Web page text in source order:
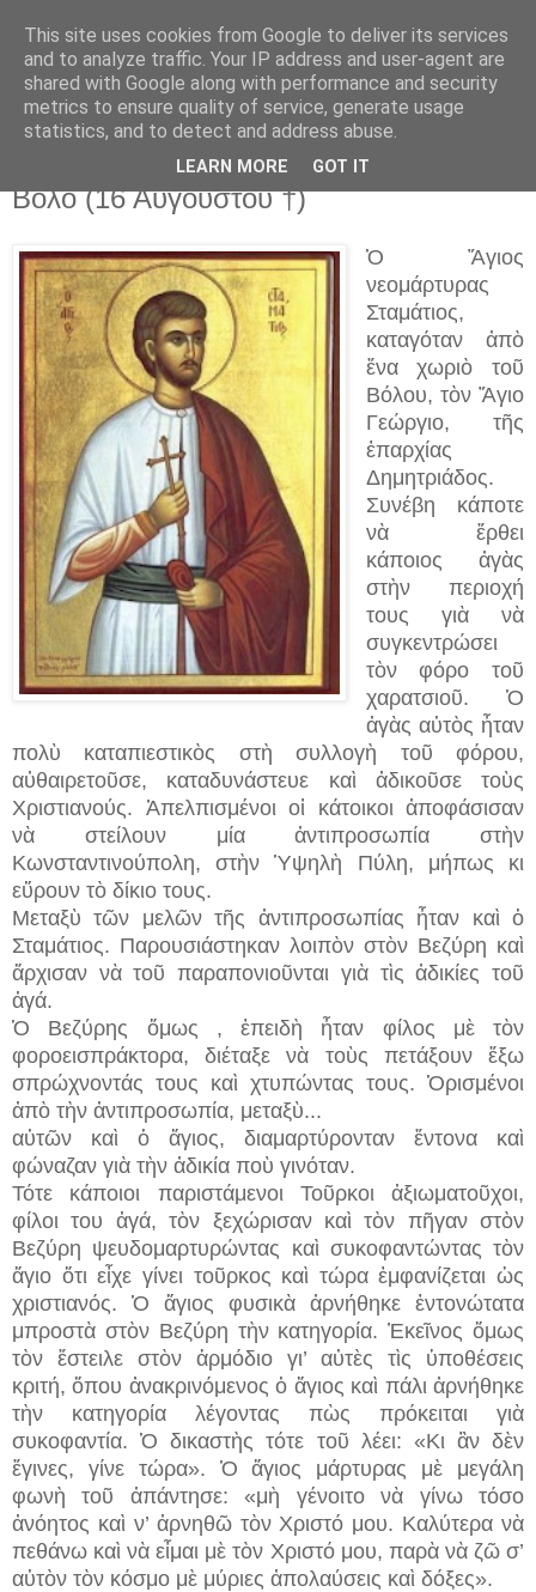
16 Αυγ 2023
O Ἅγιος Νεομάρτυς Σταμάτιος ἀπὸ τὸν
Βόλο (16 Αὐγούστου †)
Ὁ Ἅγιος
νεομάρτυρας
Σταμάτιος,
καταγόταν ἀπὸ
ἕνα χωριὸ τοῦ
Βόλου, τὸν Ἅγιο
Γεώργιο, τῆς
ἐπαρχίας
Δημητριάδος.
Συνέβη κάποτε
νὰ ἔρθει
κάποιος ἀγὰς
στὴν περιοχή
τους γιὰ νὰ
συγκεντρώσει
τὸν φόρο τοῦ
χαρατσιοῦ. Ὁ
ἀγὰς αὐτὸς ἦταν
πολὺ καταπιεστικὸς στὴ συλλογὴ τοῦ φόρου,
αὐθαιρετοῦσε, καταδυνάστευε καὶ ἀδικοῦσε τοὺς
Χριστιανούς. Ἀπελπισμένοι οἱ κάτοικοι ἀποφάσισαν
νὰ στείλουν μία ἀντιπροσωπία στὴν
Κωνσταντινούπολη, στὴν Ὑψηλὴ Πύλη, μήπως κι
εὕρουν τὸ δίκιο τους.
Μεταξὺ τῶν μελῶν τῆς ἀντιπροσωπίας ἦταν καὶ ὁ
Σταμάτιος. Παρουσιάστηκαν λοιπὸν στὸν Βεζύρη καὶ
ἄρχισαν νὰ τοῦ παραπονιοῦνται γιὰ τὶς ἀδικίες τοῦ
ἀγά.
Ὁ Βεζύρης ὅμως , ἐπειδὴ ἦταν φίλος μὲ τὸν
φοροεισπράκτορα, διέταξε νὰ τοὺς πετάξουν ἔξω
σπρώχνοντάς τους καὶ χτυπώντας τους. Ὁρισμένοι
ἀπὸ τὴν ἀντιπροσωπία, μεταξὺ...
αὐτῶν καὶ ὁ ἅγιος, διαμαρτύρονταν ἔντονα καὶ
φώναζαν γιὰ τὴν ἀδικία ποὺ γινόταν.
Τότε κάποιοι παριστάμενοι Τοῦρκοι ἀξιωματοῦχοι,
φίλοι του ἀγά, τὸν ξεχώρισαν καὶ τὸν πῆγαν στὸν
Βεζύρη ψευδομαρτυρώντας καὶ συκοφαντώντας τὸν
ἅγιο ὅτι εἶχε γίνει τοῦρκος καὶ τώρα ἐμφανίζεται ὡς
χριστιανός. Ὁ ἅγιος φυσικὰ ἀρνήθηκε ἐντονώτατα
μπροστὰ στὸν Βεζύρη τὴν κατηγορία. Ἐκεῖνος ὅμως
τὸν ἔστειλε στὸν ἁρμόδιο γι’ αὐτὲς τὶς ὑποθέσεις
κριτή, ὅπου ἀνακρινόμενος ὁ ἅγιος καὶ πάλι ἀρνήθηκε
τὴν κατηγορία λέγοντας πὼς πρόκειται γιὰ
συκοφαντία. Ὁ δικαστὴς τότε τοῦ λέει: «Κι ἂν δὲν
ἔγινες, γίνε τώρα». Ὁ ἅγιος μάρτυρας μὲ μεγάλη
φωνὴ τοῦ ἀπάντησε: «μὴ γένοιτο νὰ γίνω τόσο
ἀνόητος καὶ ν’ ἀρνηθῶ τὸν Χριστό μου. Καλύτερα νὰ
πεθάνω καὶ νὰ εἶμαι μὲ τὸν Χριστό μου, παρὰ νὰ ζῶ σ’
αὐτὸν τὸν κόσμο μὲ μύριες ἀπολαύσεις καὶ δόξες».
This site uses cookies from Google to deliver its services
and to analyze traffic. Your IP address and user-agent are
shared with Google along with performance and security
metrics to ensure quality of service, generate usage
statistics, and to detect and address abuse.
LEARN MORE GOT IT